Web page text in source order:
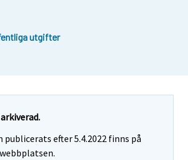
utgifter
publicerats efter 5.4.2022 finns på